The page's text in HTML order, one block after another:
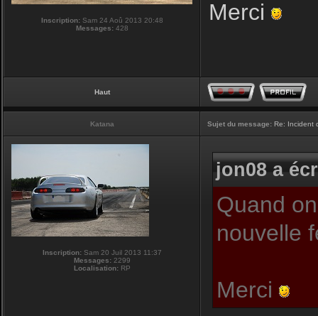
Inscription:Sam 24 Aoû 2013 20:48
Messages:428
Merci
Haut
Katana Sujet du message: Re: Incident
Inscription:Sam 20 Juil 2013 11:37
Messages:2299
Localisation:RP
jon08 a
Quand
nouvelle
Merci